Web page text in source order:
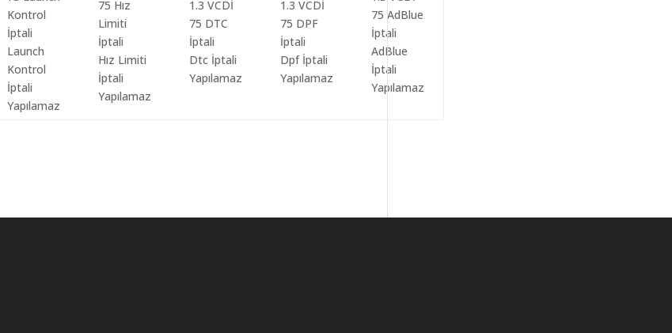
Launch
Kontrol
İptali
Yapılamaz
Hız Limiti
İptali
Yapılamaz
Dtc İptali
Yapılamaz
Dpf İptali
Yapılamaz
AdBlue
İptali
Yapılamaz